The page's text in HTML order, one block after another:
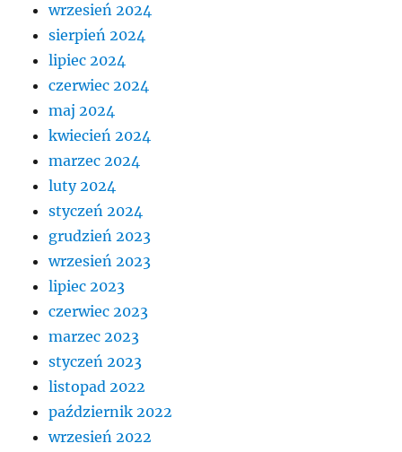
wrzesień 2024
sierpień 2024
lipiec 2024
czerwiec 2024
maj 2024
kwiecień 2024
marzec 2024
luty 2024
styczeń 2024
grudzień 2023
wrzesień 2023
lipiec 2023
czerwiec 2023
marzec 2023
styczeń 2023
listopad 2022
październik 2022
wrzesień 2022